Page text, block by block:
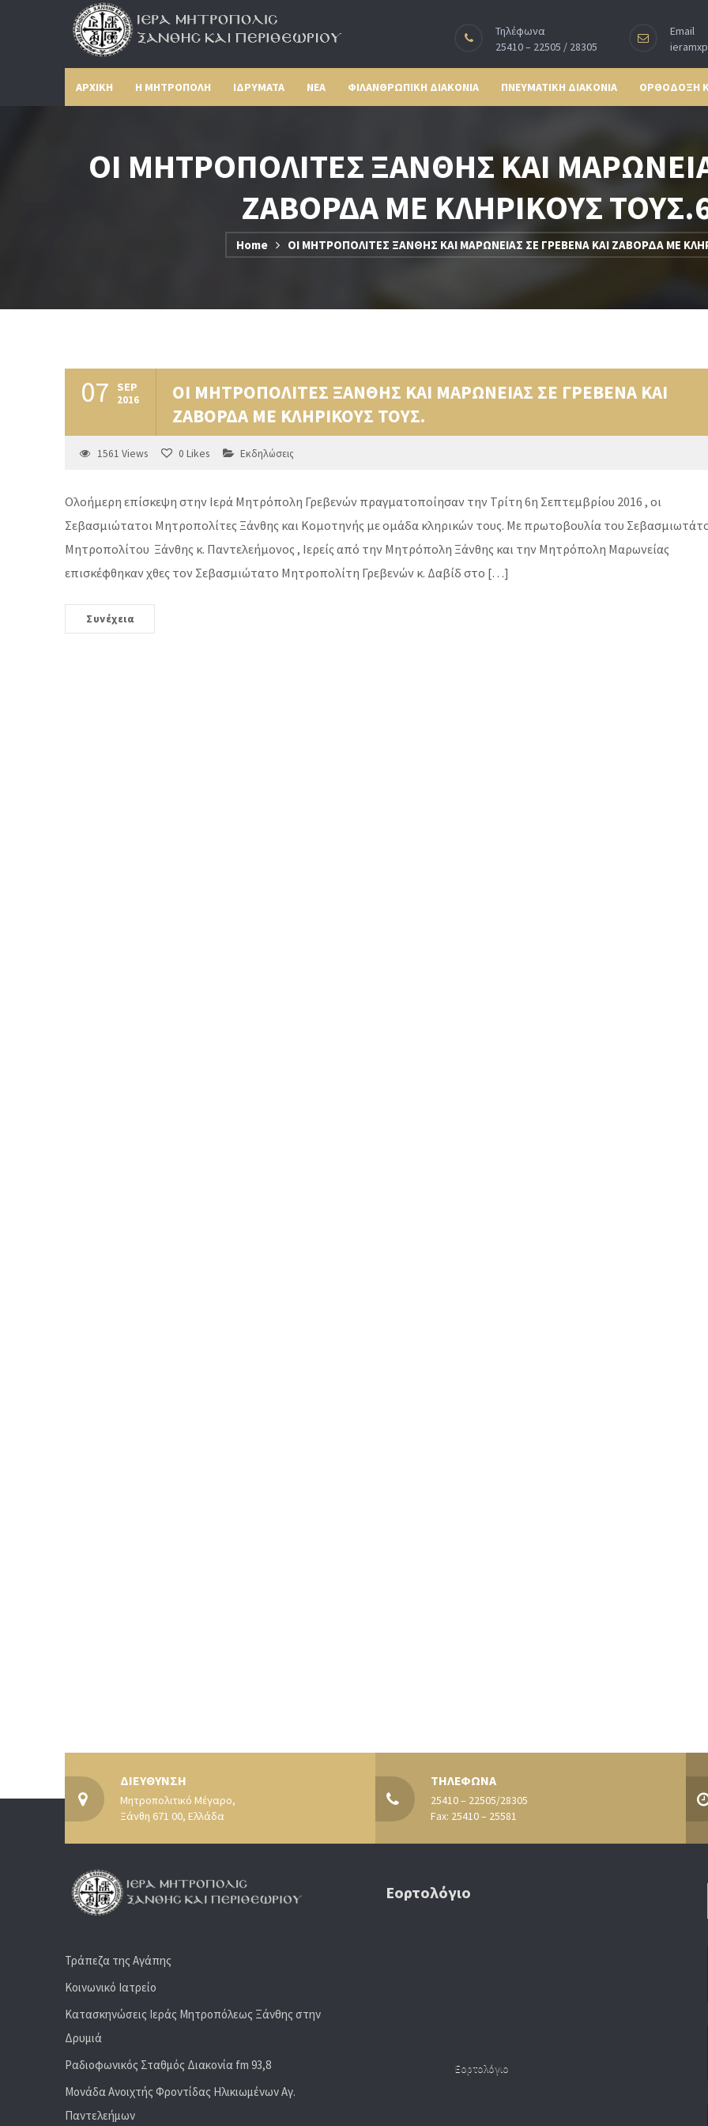
Τηλέφωνα
25410 – 22505 / 28305
Email
ΑΡΧΙΚΗ Η ΜΗΤΡΟΠΟΛΗ ΙΔΡΥΜΑΤΑ ΝΕΑ ΦΙΛΑΝΘΡΩΠΙΚΗ ΔΙΑΚΟΝΙΑ ΠΝΕΥΜΑΤΙΚΗ ΔΙΑΚΟΝΙΑ ΟΡΘΟΔΟΞΗ
ΟΙ ΜΗΤΡΟΠΟΛΙΤΕΣ ΞΑΝΘΗΣ ΚΑΙ
ΖΑΒΟΡΔΑ ΜΕ ΚΛΗΡΙΚΟΥΣ
Home ΟΙ ΜΗΤΡΟΠΟΛΙΤΕΣ ΞΑΝΘΗΣ ΚΑΙ ΜΑΡΩΝΕΙΑΣ ΣΕ ΓΡΕΒΕΝΑ ΚΑΙ ΖΑΒΟΡΔΑ ΜΕ
07 SEP
2016
ΟΙ ΜΗΤΡΟΠΟΛΙΤΕΣ ΞΑΝΘΗΣ ΚΑΙ ΜΑΡΩΝΕΙΑΣ ΣΕ ΓΡΕΒΕΝΑ ΚΑΙ
ΖΑΒΟΡΔΑ ΜΕ ΚΛΗΡΙΚΟΥΣ ΤΟΥΣ.
1561 Views 0 Likes Εκδηλώσεις
Ολοήμερη επίσκεψη στην Ιερά Μητρόπολη Γρεβενών πραγματοποίησαν την Τρίτη 6η Σεπτεμβρίου 2016 , οι
Σεβασμιώτατοι Μητροπολίτες Ξάνθης και Κομοτηνής με ομάδα κληρικών τους. Με πρωτοβουλία του
Μητροπολίτου Ξάνθης κ. Παντελεήμονος , Ιερείς από την Μητρόπολη Ξάνθης και την Μητρόπολη Μαρωνείας
επισκέφθηκαν χθες τον Σεβασμιώτατο Μητροπολίτη Γρεβενών κ. Δαβίδ στο […]
Συνέχεια
ΔΙΕΥΘΥΝΣΗ
Μητροπολιτικό Μέγαρο,
Ξάνθη 671 00, Ελλάδα
ΤΗΛΕΦΩΝΑ
25410 – 22505/28305
Fax: 25410 – 25581
Τράπεζα της Αγάπης
Κοινωνικό Ιατρείο
Κατασκηνώσεις Ιεράς Μητροπόλεως Ξάνθης στην
Δρυμιά
Ραδιoφωνικός Σταθμός Διακονία fm 93,8
Μονάδα Ανοιχτής Φροντίδας Ηλικιωμένων Αγ.
Παντελεήμων
Εορτολόγιο
Εορτολόγιο